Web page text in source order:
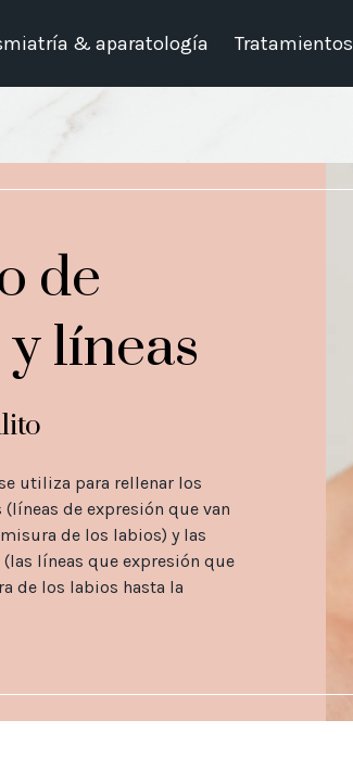
& aparatología Tratamientos
de
líneas
utiliza para rellenar los
de expresión que van
de los labios) y las
líneas que expresión que
de los labios hasta la